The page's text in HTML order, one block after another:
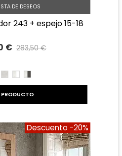
DE DESEOS
243 + espejo 15-18
€ 283,50 €
TIBETTIBETTIBET
PRODUCTO
Descuento -20%